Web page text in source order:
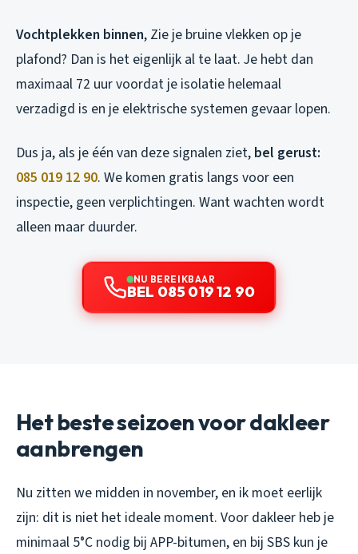
Vochtplekken binnen, Zie je bruine vlekken op je
plafond? Dan is het eigenlijk al te laat. Je hebt dan
maximaal 72 uur voordat je isolatie helemaal
verzadigd is en je elektrische systemen gevaar lopen.
Dus ja, als je één van deze signalen ziet, bel gerust:
085 019 12 90. We komen gratis langs voor een
inspectie, geen verplichtingen. Want wachten wordt
alleen maar duurder.
NU BEREIKBAAR
BEL 085 019 12 90
Het beste seizoen voor dakleer
aanbrengen
Nu zitten we midden in november, en ik moet eerlijk
zijn: dit is niet het ideale moment. Voor dakleer heb je
minimaal 5°C nodig bij APP-bitumen, en bij SBS kun je